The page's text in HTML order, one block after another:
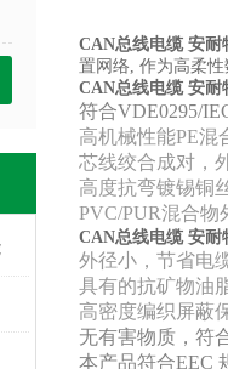
CAN总线电缆 安耐
置网络, 作为高柔
CAN总线电缆 安耐
符合VDE0295/
高机械性能PE混
芯线绞合成对，
高度抗弯镀锡铜
PVC/PUR混合
CAN总线电缆 安耐
外径小，节省电
具有的抗矿物油
高密度编织屏蔽
无有害物质，符
本产品符合EEC